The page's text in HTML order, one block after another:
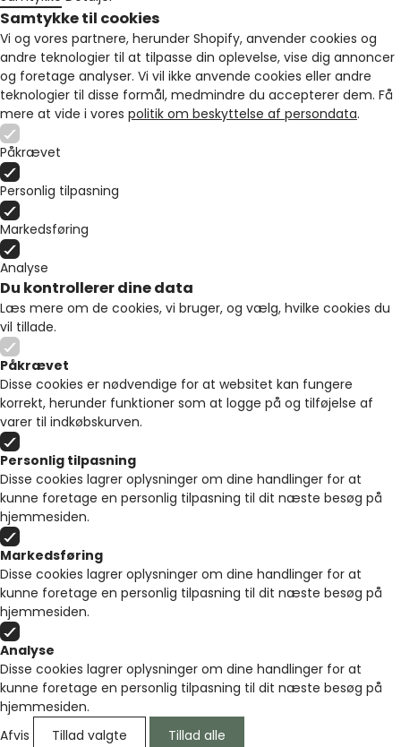
Samtykke til cookies
Vi og vores partnere, herunder Shopify, anvender cookies og
andre teknologier til at tilpasse din oplevelse, vise dig annoncer
og foretage analyser. Vi vil ikke anvende cookies eller andre
teknologier til disse formål, medmindre du accepterer dem. Få
mere at vide i vores politik om beskyttelse af persondata.
Påkrævet
Personlig tilpasning
Markedsføring
Analyse
Du kontrollerer dine data
Læs mere om de cookies, vi bruger, og vælg, hvilke cookies du
vil tillade.
Påkrævet
Disse cookies er nødvendige for at websitet kan fungere
korrekt, herunder funktioner som at logge på og tilføjelse af
varer til indkøbskurven.
Personlig tilpasning
Disse cookies lagrer oplysninger om dine handlinger for at
kunne foretage en personlig tilpasning til dit næste besøg på
hjemmesiden.
Markedsføring
Disse cookies lagrer oplysninger om dine handlinger for at
kunne foretage en personlig tilpasning til dit næste besøg på
hjemmesiden.
Analyse
Disse cookies lagrer oplysninger om dine handlinger for at
kunne foretage en personlig tilpasning til dit næste besøg på
hjemmesiden.
Afvis
Tillad valgte Tillad alle